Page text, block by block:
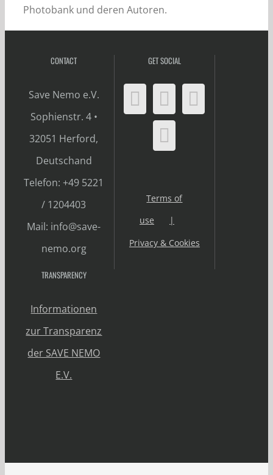
Photobank und deren Autoren.
CONTACT
Save Nemo e.V.
Sophienstr. 4 •
32051 Herford,
Deutschand
Telefon: +49 5221
/ 1204403
Mail: info@save-
nemo.org
GET SOCIAL
Terms of
use
Privacy & Cookies
TRANSPARENCY
Informationen
zur Transparenz
der SAVE NEMO
E.V.